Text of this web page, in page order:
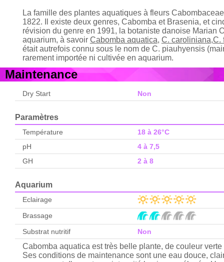
La famille des plantes aquatiques à fleurs
1822. Il existe deux genres, Cabomba et Brasenia, et
révision du genre en 1991, la botaniste danoise Marian
aquarium, à savoir Cabomba aquatica, C. caroliniana,C.
était autrefois connu sous le nom de C. piauhyensis
rarement importée ni cultivée en aquarium.
Maintenance
Dry Start Non
Paramètres
Température
18 à 26°C
pH
4 à 7,5
GH
2 à 8
Aquarium
Eclairage
Brassage
Substrat nutritif
Non
Cabomba aquatica est très belle plante, de couleur
Ses conditions de maintenance sont une eau douce,